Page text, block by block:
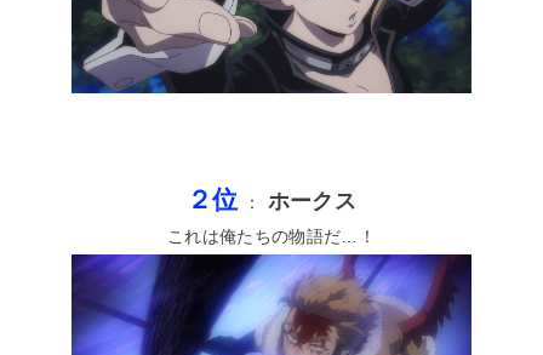
２位 ： ホークス
これは俺たちの物語だ…！